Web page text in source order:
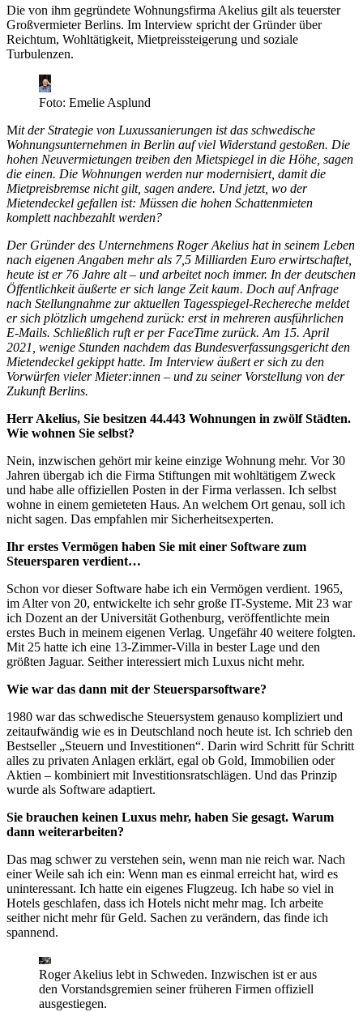
Die von ihm gegründete Wohnungsfirma Akelius gilt als teuerster
Großvermieter Berlins. Im Interview spricht der Gründer über
Reichtum, Wohltätigkeit, Mietpreissteigerung und soziale
Turbulenzen.
Foto: Emelie Asplund
Mit der Strategie von Luxussanierungen ist das schwedische
Wohnungsunternehmen in Berlin auf viel Widerstand gestoßen. Die
hohen Neuvermietungen treiben den Mietspiegel in die Höhe, sagen
die einen. Die Wohnungen werden nur modernisiert, damit die
Mietpreisbremse nicht gilt, sagen andere. Und jetzt, wo der
Mietendeckel gefallen ist: Müssen die hohen Schattenmieten
komplett nachbezahlt werden?
Der Gründer des Unternehmens Roger Akelius hat in seinem Leben
nach eigenen Angaben mehr als 7,5 Milliarden Euro erwirtschaftet,
heute ist er 76 Jahre alt – und arbeitet noch immer. In der deutschen
Öffentlichkeit äußerte er sich lange Zeit kaum. Doch auf Anfrage
nach Stellungnahme zur aktuellen Tagesspiegel-Rechereche meldet
er sich plötzlich umgehend zurück: erst in mehreren ausführlichen
E-Mails. Schließlich ruft er per FaceTime zurück. Am 15. April
2021, wenige Stunden nachdem das Bundesverfassungsgericht den
Mietendeckel gekippt hatte. Im Interview äußert er sich zu den
Vorwürfen vieler Mieter:innen – und zu seiner Vorstellung von der
Zukunft Berlins.
Herr Akelius, Sie besitzen 44.443 Wohnungen in zwölf Städten.
Wie wohnen Sie selbst?
Nein, inzwischen gehört mir keine einzige Wohnung mehr. Vor 30
Jahren übergab ich die Firma Stiftungen mit wohltätigem Zweck
und habe alle offiziellen Posten in der Firma verlassen. Ich selbst
wohne in einem gemieteten Haus. An welchem Ort genau, soll ich
nicht sagen. Das empfahlen mir Sicherheitsexperten.
Ihr erstes Vermögen haben Sie mit einer Software zum
Steuersparen verdient…
Schon vor dieser Software habe ich ein Vermögen verdient. 1965,
im Alter von 20, entwickelte ich sehr große IT-Systeme. Mit 23 war
ich Dozent an der Universität Gothenburg, veröffentlichte mein
erstes Buch in meinem eigenen Verlag. Ungefähr 40 weitere folgten.
Mit 25 hatte ich eine 13-Zimmer-Villa in bester Lage und den
größten Jaguar. Seither interessiert mich Luxus nicht mehr.
Wie war das dann mit der Steuersparsoftware?
1980 war das schwedische Steuersystem genauso kompliziert und
zeitaufwändig wie es in Deutschland noch heute ist. Ich schrieb den
Bestseller „Steuern und Investitionen“. Darin wird Schritt für Schritt
alles zu privaten Anlagen erklärt, egal ob Gold, Immobilien oder
Aktien – kombiniert mit Investitionsratschlägen. Und das Prinzip
wurde als Software adaptiert.
Sie brauchen keinen Luxus mehr, haben Sie gesagt. Warum
dann weiterarbeiten?
Das mag schwer zu verstehen sein, wenn man nie reich war. Nach
einer Weile sah ich ein: Wenn man es einmal erreicht hat, wird es
uninteressant. Ich hatte ein eigenes Flugzeug. Ich habe so viel in
Hotels geschlafen, dass ich Hotels nicht mehr mag. Ich arbeite
seither nicht mehr für Geld. Sachen zu verändern, das finde ich
spannend.
Roger Akelius lebt in Schweden. Inzwischen ist er aus
den Vorstandsgremien seiner früheren Firmen offiziell
ausgestiegen.